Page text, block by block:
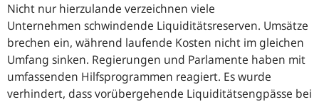
Nicht nur hierzulande verzeichnen viele
Unternehmen schwindende Liquiditätsreserven. Umsätze
brechen ein, während laufende Kosten nicht im gleichen
Umfang sinken. Regierungen und Parlamente haben mit
umfassenden Hilfsprogrammen reagiert. Es wurde
verhindert, dass vorübergehende Liquiditätsengpässe bei